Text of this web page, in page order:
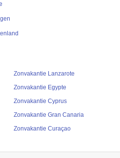
Zonvakantie Lanzarote
Zonvakantie Egypte
Zonvakantie Cyprus
Zonvakantie Gran Canaria
Zonvakantie Curaçao